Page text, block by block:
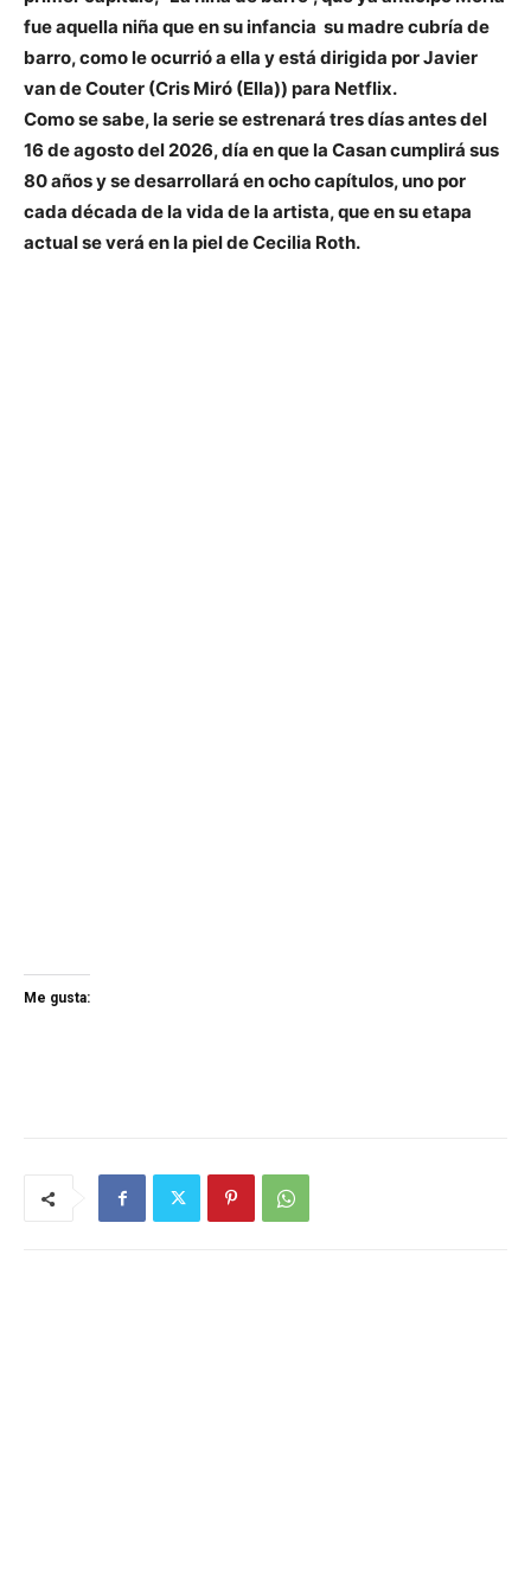
fue aquella niña que en su infancia su madre cubría de
barro, como le ocurrió a ella y está dirigida por Javier
van de Couter (Cris Miró (Ella)) para Netflix.
Como se sabe, la serie se estrenará tres días antes del
16 de agosto del 2026, día en que la Casan cumplirá sus
80 años y se desarrollará en ocho capítulos, uno por
cada década de la vida de la artista, que en su etapa
actual se verá en la piel de Cecilia Roth.
Me gusta: